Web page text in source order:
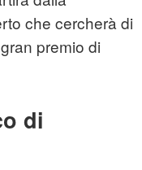
che cercherà di
premio di
di